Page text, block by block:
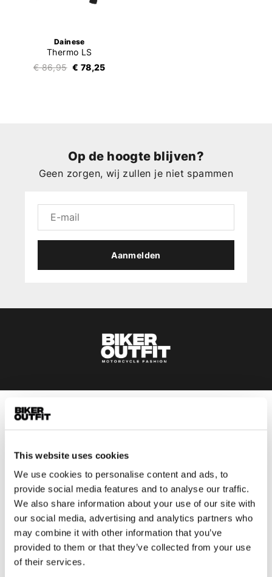
This website uses cookies
We use cookies to personalise content and ads, to
provide social media features and to analyse our traffic.
We also share information about your use of our site with
our social media, advertising and analytics partners who
may combine it with other information that you’ve
provided to them or that they’ve collected from your use
of their services.
Dainese
Thermo LS
€ 86,95 € 78,25
Op de hoogte blijven?
Geen zorgen, wij zullen je niet spammen
Aanmelden
Heren
Motorjas heren
Motorbroek heren
Motorpak heren
Motorjeans heren
Motorhoodie heren
Motorhelm heren